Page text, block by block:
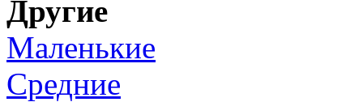
Другие
Маленькие
Средние